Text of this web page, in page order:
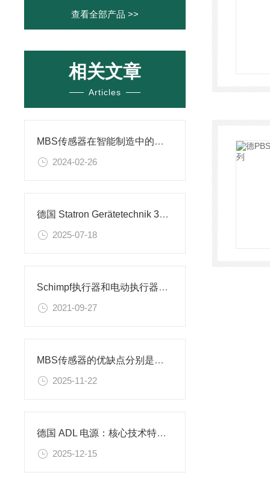
查看全部产品 >>
相关文章
Articles
MBS传感器在智能制造中的应用
2024-02-26
德国 Statron Gerätetechnik 3229.0 工业电源：工业供电的可靠保障
2025-07-18
Schimpf执行器和电动执行器的区别
2021-09-27
MBS传感器的优缺点分别是什么？
2025-11-22
德国 ADL 电源：核心技术特征与典型应用场景解析
2025-12-15